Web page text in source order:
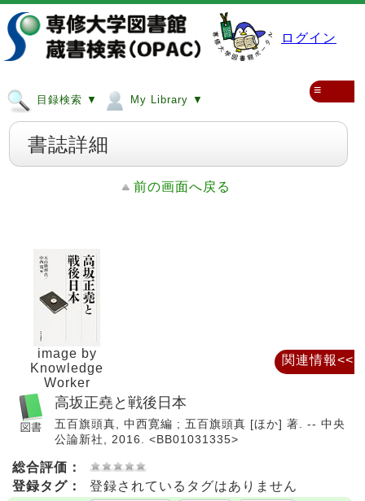
ログイン
目録検索 ▼ My Library ▼
≡
書誌詳細
前の画面へ戻る
image by
Knowledge
Worker
高坂正堯と戦後日本
五百旗頭真, 中西寛編 ; 五百旗頭真 [ほか] 著. -- 中央
公論新社, 2016. <BB01031335>
総合評価：
登録タグ：
登録されているタグはありません
関連情報<<